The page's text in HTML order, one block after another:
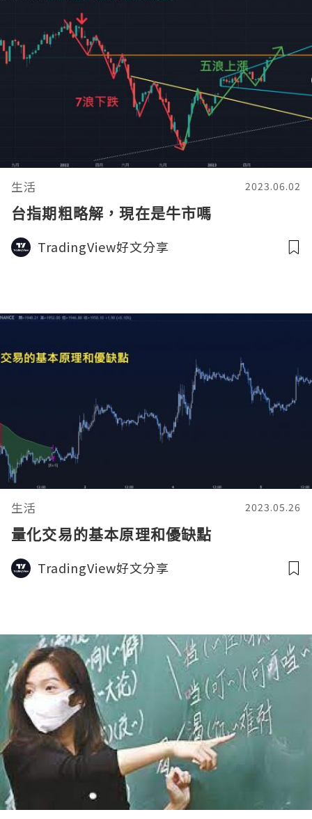
生活 2023.06.02
台指期粗略解，現在是牛市嗎
TradingView好文分享
生活 2023.05.26
量化交易的基本原理和優缺點
TradingView好文分享